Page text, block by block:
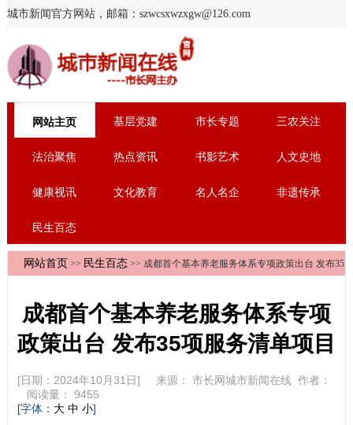
城市新闻官方网站，邮箱：szwcsxwzxgw@126.com
网站主页 基层党建 市长专题 三农关注
法治聚焦 热点资讯 书影艺术 人文史地
健康视讯 文化教育 名人名企 非遗传承
民生百态
网站首页 >> 民生百态 >> 成都首个基本养老服务体系专项政策出台 发布35
成都首个基本养老服务体系专项
政策出台 发布35项服务清单项目
[日期：2024年10月31日] 来源： 市长网城市新闻在线作者：
阅读量： 9455
[字体： 大 中 小]